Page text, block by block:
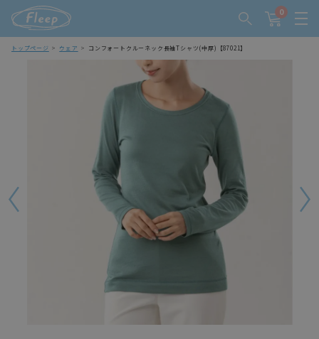
0
トップページ ウェア コンフォートクルーネック長袖Tシャツ(中厚)【87021】